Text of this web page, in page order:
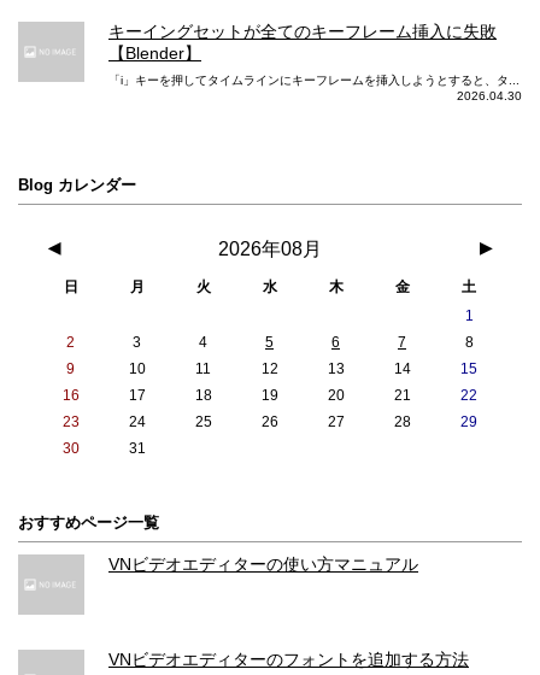
キーイングセットが全てのキーフレーム挿入に失敗
【Blender】
「i」キーを押してタイムラインにキーフレームを挿入しようとすると、タ...
2026.04.30
Blog カレンダー
2026年08月
◀ ▶
日 月 火 水 木 金
土
1
2
3 4 5 6 7
8
9
10 11 12 13 14
15
16
17 18 19 20 21
22
23
24 25 26 27 28
29
30
31
おすすめページ一覧
VNビデオエディターの使い方マニュアル
VNビデオエディターのフォントを追加する方法